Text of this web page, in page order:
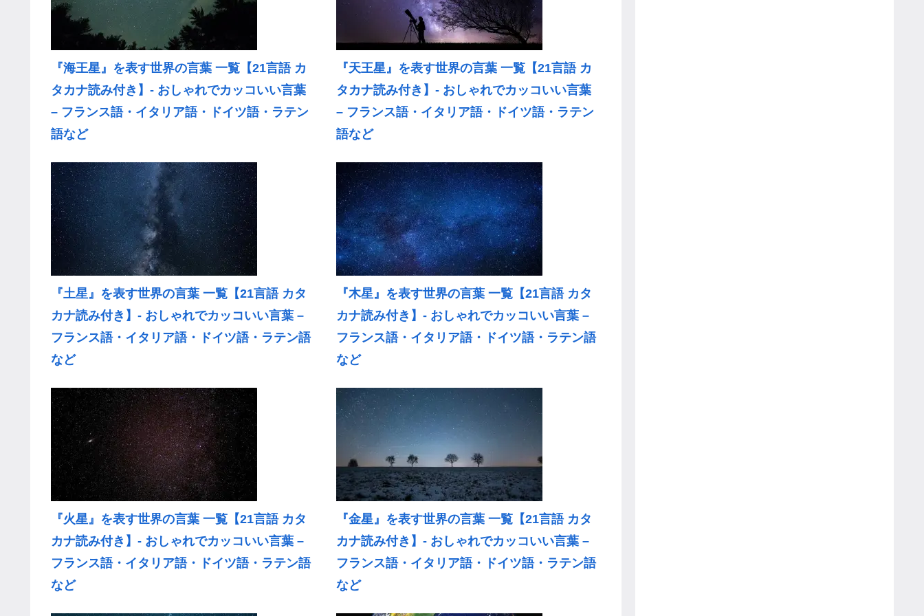
『海王星』を表す世界の言葉 一覧【21言語 カ
タカナ読み付き】- おしゃれでカッコいい言葉
– フランス語・イタリア語・ドイツ語・ラテン
語など
『天王星』を表す世界の言葉 一覧【21言語 カ
タカナ読み付き】- おしゃれでカッコいい言葉
– フランス語・イタリア語・ドイツ語・ラテン
語など
『土星』を表す世界の言葉 一覧【21言語 カタ
カナ読み付き】- おしゃれでカッコいい言葉 –
フランス語・イタリア語・ドイツ語・ラテン語
など
『木星』を表す世界の言葉 一覧【21言語 カタ
カナ読み付き】- おしゃれでカッコいい言葉 –
フランス語・イタリア語・ドイツ語・ラテン語
など
『火星』を表す世界の言葉 一覧【21言語 カタ
カナ読み付き】- おしゃれでカッコいい言葉 –
フランス語・イタリア語・ドイツ語・ラテン語
など
『金星』を表す世界の言葉 一覧【21言語 カタ
カナ読み付き】- おしゃれでカッコいい言葉 –
フランス語・イタリア語・ドイツ語・ラテン語
など